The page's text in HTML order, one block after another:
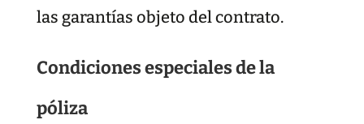
las garantías objeto del contrato.
Condiciones especiales de la
póliza